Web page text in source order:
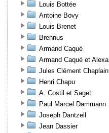
Louis Bottée
Antoine Bovy
Louis Brenet
Brennus
Armand Caqué
Armand Caqué et
Jules Clément Chaplain
Henri Chapu
A. Costil et Saget
Paul Marcel Dammann
Joseph Dantzell
Jean Dassier